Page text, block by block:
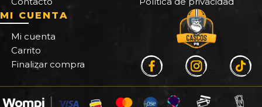
MI CUENTA
Mi cuenta
Carrito
Finalizar compra